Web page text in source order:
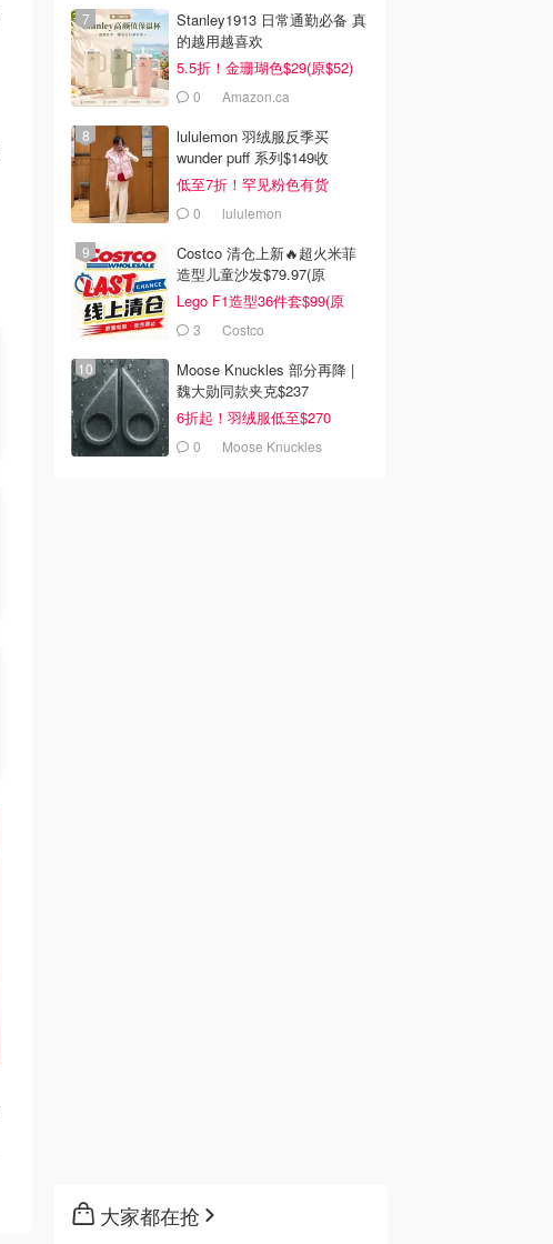
Stanley1913 日常通勤必备 真
的越用越喜欢
5.5折！金珊瑚色$29(原$52)
0 Amazon.ca
lululemon 羽绒服反季买
wunder puff 系列$149收
低至7折！罕见粉色有货
0 lululemon
Costco 清仓上新🔥超火米菲
造型儿童沙发$79.97(原
$129.99)
Lego F1造型36件套$99(原
$159)
3 Costco
Moose Knuckles 部分再降 |
魏大勋同款夹克$237
6折起！羽绒服低至$270
0 Moose Knuckles
大家都在抢